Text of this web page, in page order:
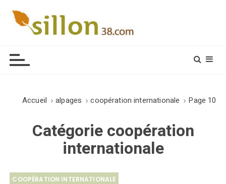
Accueil alpages coopération internationale Page 10
Catégoriecoopération
internationale
COOPÉRATION INTERNATIONALE